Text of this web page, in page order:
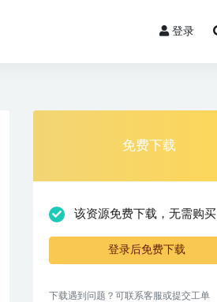
登录
免费下载
该资源免费下载，无需购买
登录后免费下载
下载遇到问题？可联系客服或提交工单